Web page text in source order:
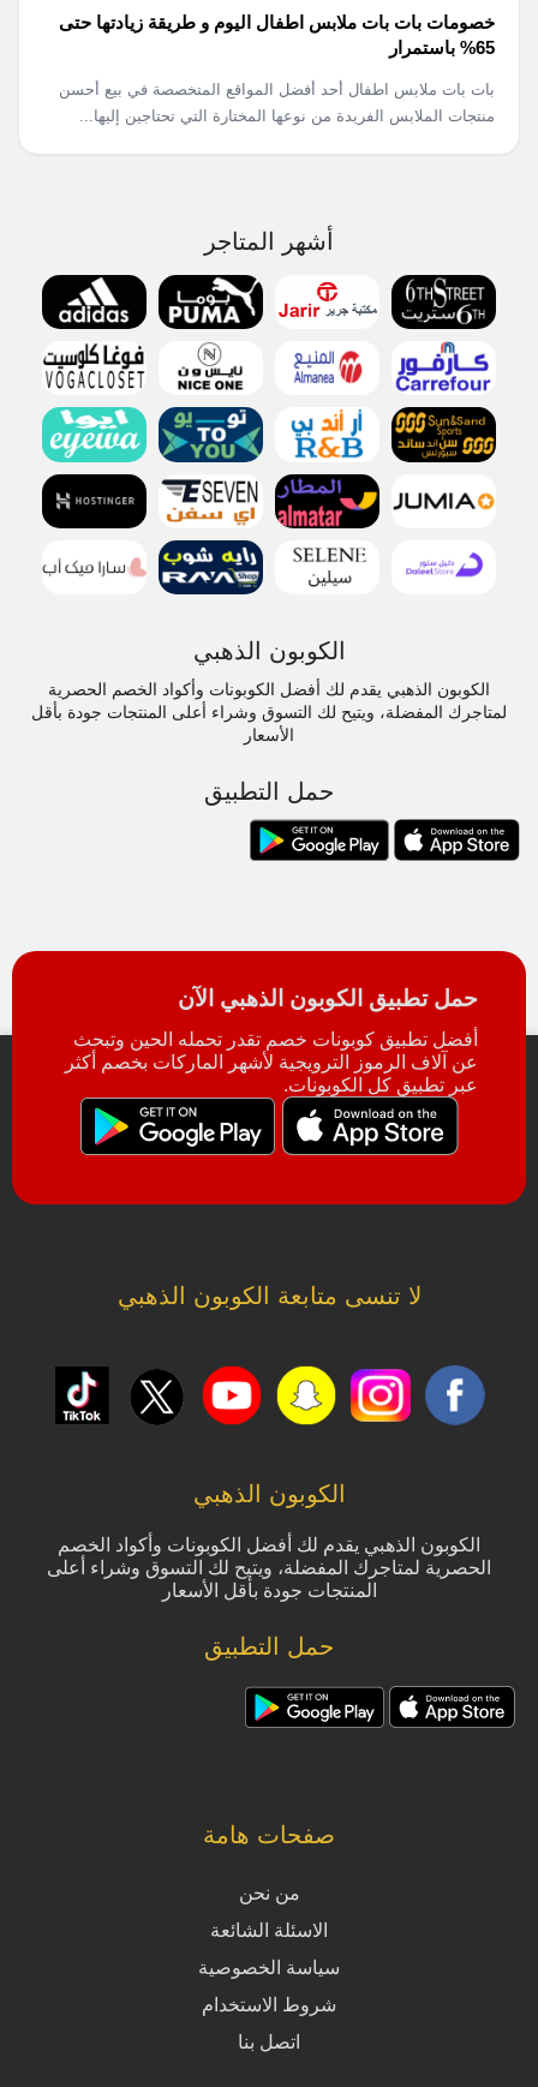
خصومات بات بات ملابس اطفال اليوم و طريقة زيادتها حتى
65% باستمرار
بات بات ملابس اطفال أحد أفضل المواقع المتخصصة في بيع أحسن
منتجات الملابس الفريدة من نوعها المختارة التي تحتاجين إليها...
أشهر المتاجر
الكوبون الذهبي
الكوبون الذهبي يقدم لك أفضل الكوبونات وأكواد الخصم الحصرية
لمتاجرك المفضلة، ويتيح لك التسوق وشراء أعلى المنتجات جودة بأقل
الأسعار
حمل التطبيق
حمل تطبيق الكوبون الذهبي الآن
أفضل تطبيق كوبونات خصم تقدر تحمله الحين وتبحث
عن آلاف الرموز الترويجية لأشهر الماركات بخصم أكثر
عبر تطبيق كل الكوبونات.
لا تنسى متابعة الكوبون الذهبي
الكوبون الذهبي
الكوبون الذهبي يقدم لك أفضل الكوبونات وأكواد الخصم
الحصرية لمتاجرك المفضلة، ويتيح لك التسوق وشراء أعلى
المنتجات جودة بأقل الأسعار
حمل التطبيق
صفحات هامة
من نحن
الاسئلة الشائعة
سياسة الخصوصية
شروط الاستخدام
اتصل بنا